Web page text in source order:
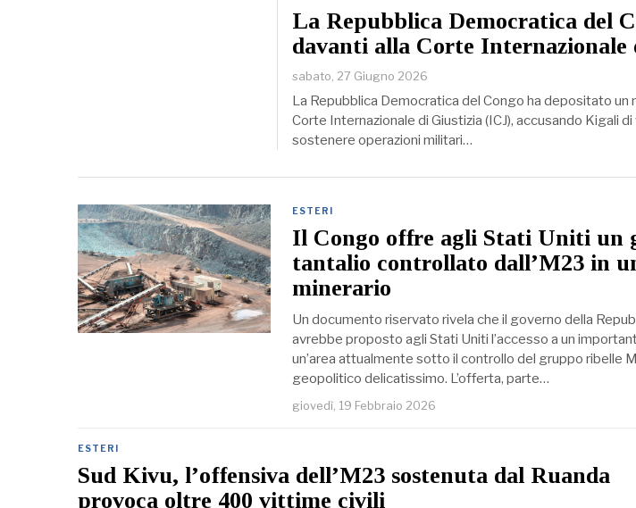
La Repubblica Democratica del
davanti alla Corte Internazionale
sabato, 27 Giugno 2026
La Repubblica Democratica del Congo ha depositato un
Corte Internazionale di Giustizia (ICJ), accusando Kigali
sostenere operazioni militari…
ESTERI
Il Congo offre agli Stati Uniti un
tantalio controllato dall’M23 in
minerario
Un documento riservato rivela che il governo della
avrebbe proposto agli Stati Uniti l’accesso a un
un’area attualmente sotto il controllo del gruppo ribelle
geopolitico delicatissimo. L’offerta, parte…
giovedì, 19 Febbraio 2026
ESTERI
Sud Kivu, l’offensiva dell’M23 sostenuta dal Ruanda
provoca oltre 400 vittime civili